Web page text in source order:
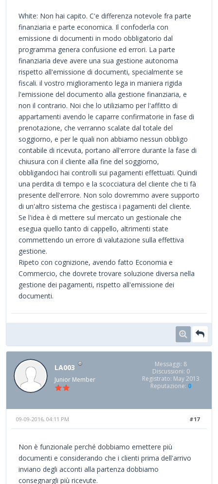
White: Non hai capito. C'e differenza notevole fra parte
finanziaria e parte economica. Il confoderla con
emissione di documenti in modo obbligatorio dal
programma genera confusione ed errori. La parte
finanziaria deve avere una sua gestione autonoma
rispetto all'emissione di documenti, specialmente se
fiscali. il vostro miglioramento lega in maniera rigida
l'emissione del documento alla gestione finanziaria, e
non il contrario. Noi che lo utiliziamo per l'affitto di
appartamenti avendo le caparre confirmatorie in fase di
prenotazione, che verranno scalate dal totale del
soggiorno, e per le quali non abbiamo nessun obbligo
contabile di ricevuta, portano all'errore durante la fase di
chiusura con il cliente alla fine del soggiorno,
obbligandoci hai controlli sui pagamenti effettuati. Quindi
una perdita di tempo e la scocciatura del cliente che ti fà
presente dell'errore. Non solo dovremmo avere supporto
di un'altro sistema che gestisca i pagamenti del cliente.
Se l'idea è di mettere sul mercato un gestionale che
esegua quello tanto di cappello, altrimenti state
commettendo un errore di valutazione sulla effettiva
gestione.
Ripeto con cognizione, avendo fatto Economia e
Commercio, che dovrete trovare soluzione diversa nella
gestione dei pagamenti, rispetto all'emissione dei
documenti.
LA003
Junior Member
Messaggi: 8
Discussioni: 0
Registrato: May 2013
Reputazione: 0
#17
09-09-2016, 04:11 PM
Non è funzionale perché dobbiamo emettere più
documenti e considerando che i clienti prima dell'arrivo
inviano degli acconti alla partenza dobbiamo
consegnargli più ricevute.